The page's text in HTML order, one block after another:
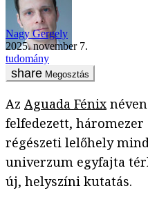
Nagy Gergely
2025. november 7.
tudomány
Megosztás
Az Aguada Fénix
felfedezett,
régészeti lelőhely
univerzum egyfajta
új, helyszíni kutatás.